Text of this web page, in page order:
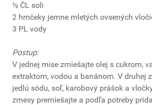
½ ČL soli
2 hrnčeky jemne mletých ovsených
3 PL vody
Postup:
V jednej mise zmiešajte olej s cukrom,
extraktom, vodou a banánom. V druhej
jedlú sódu, soľ, karobový prášok a
zmesy premiešajte a podľa potreby